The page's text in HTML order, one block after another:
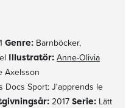
Genre: Barnböcker,
Illustratör: Anne-Olivia
Axelsson
Docs Sport: J'apprends le
2017 Serie: Lätt